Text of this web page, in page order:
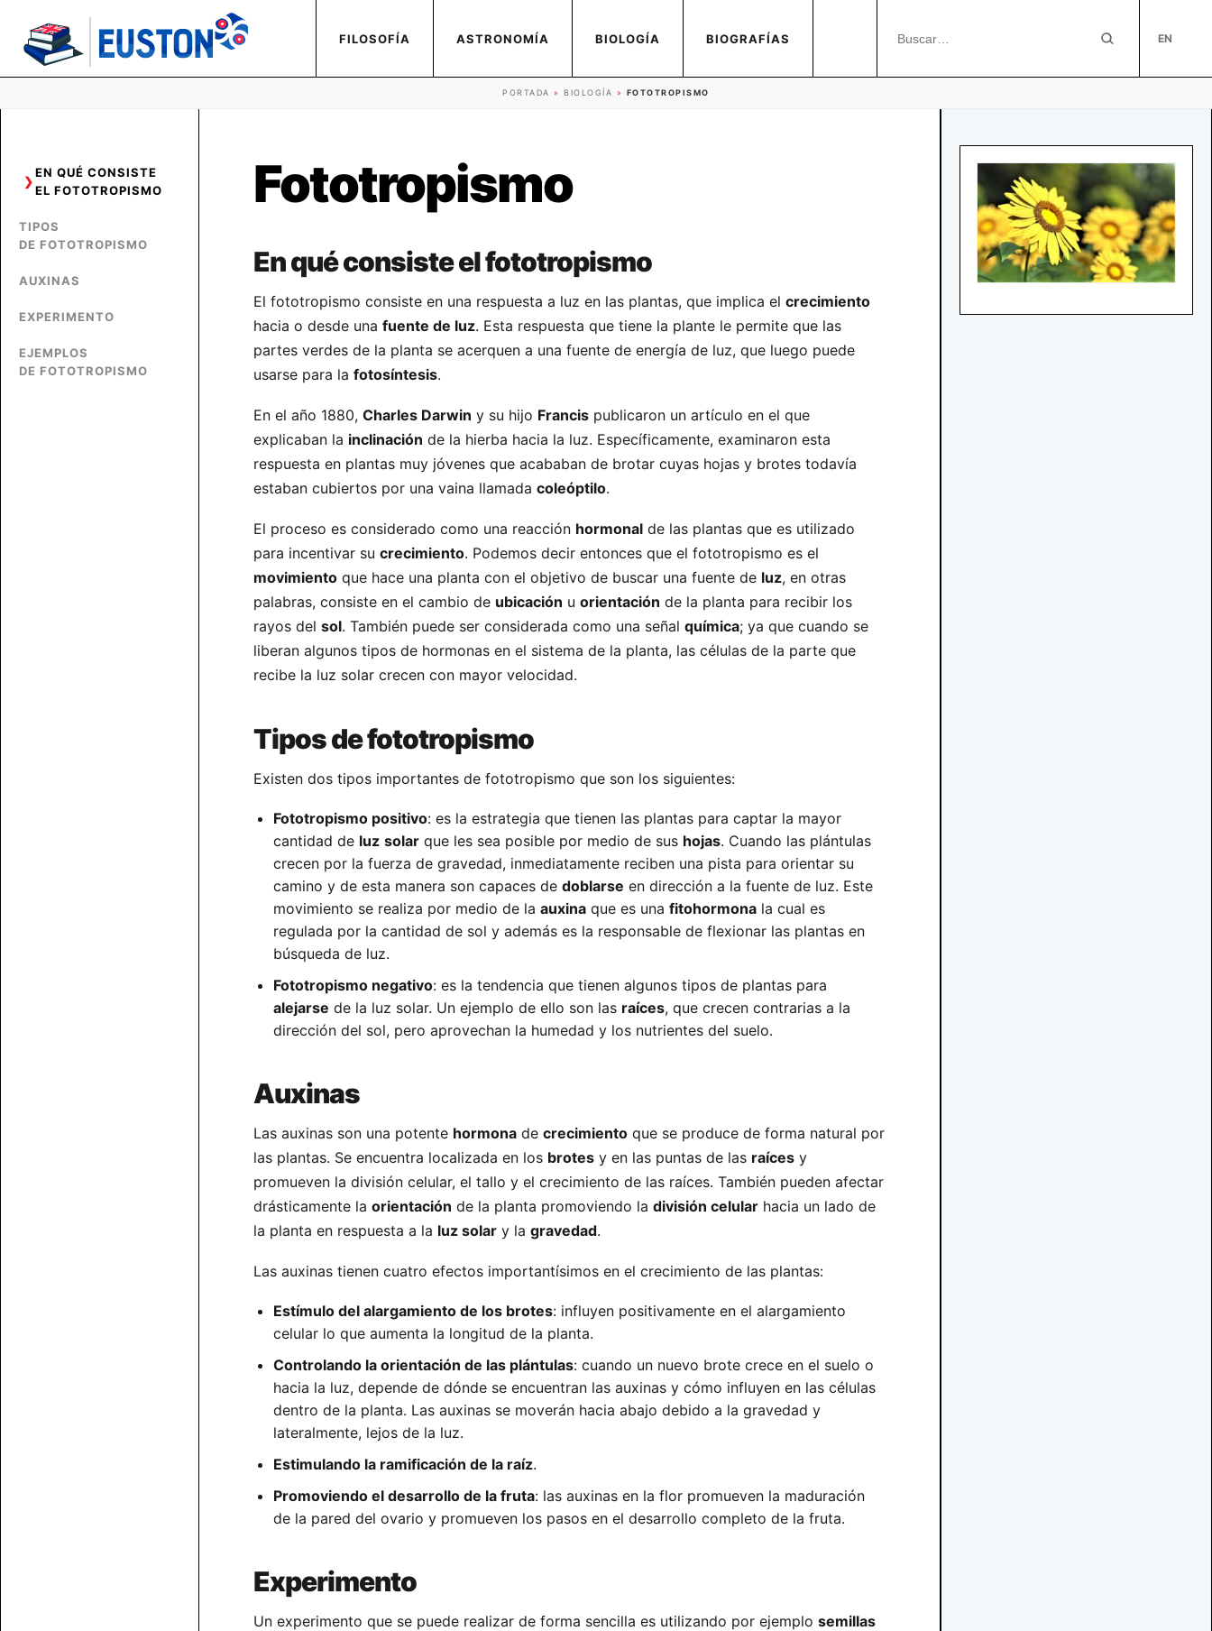
FILOSOFÍA ASTRONOMÍA BIOLOGÍA BIOGRAFÍAS EN
PORTADA »BIOLOGÍA » FOTOTROPISMO
EN QUÉ CONSISTE
EL FOTOTROPISMO
TIPOS
DE FOTOTROPISMO
AUXINAS
EXPERIMENTO
EJEMPLOS
DE FOTOTROPISMO
Fototropismo
En qué consiste el fototropismo
El fototropismo consiste en una respuesta a luz en las plantas, que implica el crecimiento
hacia o desde una fuente de luz. Esta respuesta que tiene la plante le permite que las
partes verdes de la planta se acerquen a una fuente de energía de luz, que luego puede
usarse para la fotosíntesis.
En el año 1880, Charles Darwin y su hijo Francis publicaron un artículo en el que
explicaban la inclinación de la hierba hacia la luz. Específicamente, examinaron esta
respuesta en plantas muy jóvenes que acababan de brotar cuyas hojas y brotes todavía
estaban cubiertos por una vaina llamada coleóptilo.
El proceso es considerado como una reacción hormonal de las plantas que es utilizado
para incentivar su crecimiento. Podemos decir entonces que el fototropismo es el
movimiento que hace una planta con el objetivo de buscar una fuente de luz, en otras
palabras, consiste en el cambio de ubicación u orientación de la planta para recibir los
rayos del sol. También puede ser considerada como una señal química; ya que cuando se
liberan algunos tipos de hormonas en el sistema de la planta, las células de la parte que
recibe la luz solar crecen con mayor velocidad.
Tipos de fototropismo
Existen dos tipos importantes de fototropismo que son los siguientes:
Fototropismo positivo: es la estrategia que tienen las plantas para captar la mayor
cantidad de luz solar que les sea posible por medio de sus hojas. Cuando las plántulas
crecen por la fuerza de gravedad, inmediatamente reciben una pista para orientar su
camino y de esta manera son capaces de doblarse en dirección a la fuente de luz. Este
movimiento se realiza por medio de la auxina que es una fitohormona la cual es
regulada por la cantidad de sol y además es la responsable de flexionar las plantas en
búsqueda de luz.
Fototropismo negativo: es la tendencia que tienen algunos tipos de plantas para
alejarse de la luz solar. Un ejemplo de ello son las raíces, que crecen contrarias a la
dirección del sol, pero aprovechan la humedad y los nutrientes del suelo.
Auxinas
Las auxinas son una potente hormona de crecimiento que se produce de forma natural por
las plantas. Se encuentra localizada en los brotes y en las puntas de las raíces y
promueven la división celular, el tallo y el crecimiento de las raíces. También pueden afectar
drásticamente la orientación de la planta promoviendo la división celular hacia un lado de
la planta en respuesta a la luz solar y la gravedad.
Las auxinas tienen cuatro efectos importantísimos en el crecimiento de las plantas:
Estímulo del alargamiento de los brotes: influyen positivamente en el alargamiento
celular lo que aumenta la longitud de la planta.
Controlando la orientación de las plántulas: cuando un nuevo brote crece en el suelo o
hacia la luz, depende de dónde se encuentran las auxinas y cómo influyen en las células
dentro de la planta. Las auxinas se moverán hacia abajo debido a la gravedad y
lateralmente, lejos de la luz.
Estimulando la ramificación de la raíz.
Promoviendo el desarrollo de la fruta: las auxinas en la flor promueven la maduración
de la pared del ovario y promueven los pasos en el desarrollo completo de la fruta.
Experimento
Un experimento que se puede realizar de forma sencilla es utilizando por ejemplo semillas